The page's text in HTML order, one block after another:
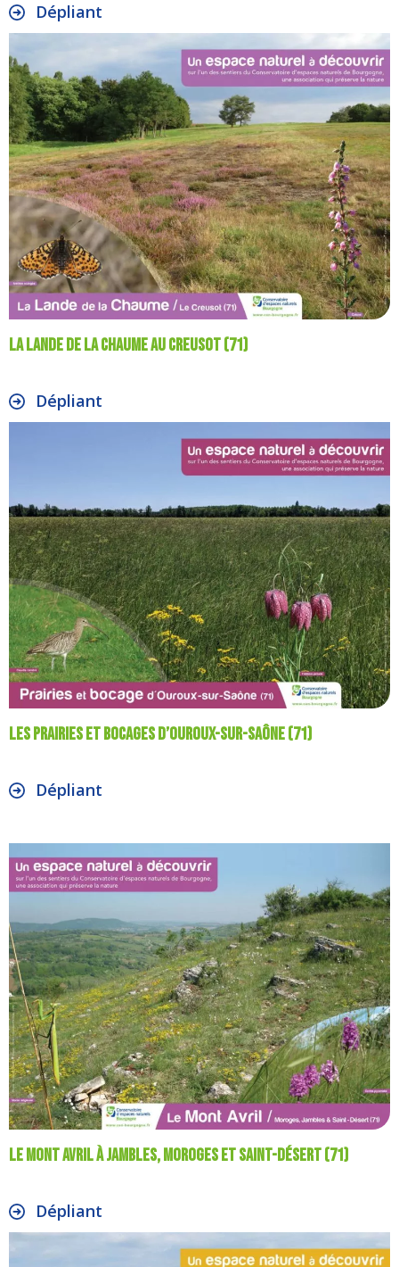
Dépliant
La lande de la Chaume au Creusot (71)
Dépliant
Les prairies et bocages d’Ouroux-sur-Saône (71)
Dépliant
Le mont Avril à Jambles, Moroges et Saint-Désert (71)
Dépliant